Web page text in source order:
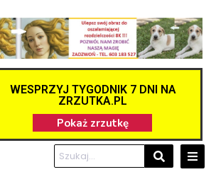
narzędzi
WESPRZYJ TYGODNIK 7 DNI NA
ZRZUTKA.PL